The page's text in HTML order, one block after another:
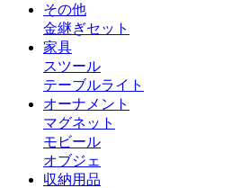
その他
金継ぎセット
家具
スツール
テーブルライト
オーナメント
マグネット
モビール
オブジェ
収納用品